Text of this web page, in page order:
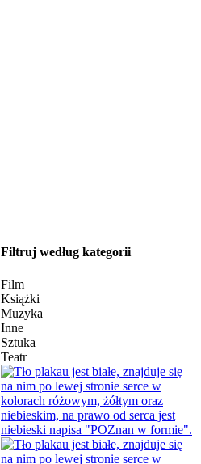
Filtruj według kategorii
Film
Książki
Muzyka
Inne
Sztuka
Teatr